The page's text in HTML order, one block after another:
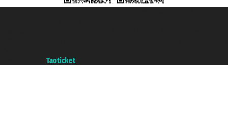
Taoticket